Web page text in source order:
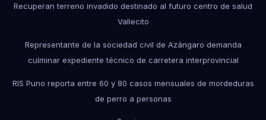
Recuperan terreno invadido destinado al futuro centro de salud
Vallecito
Representante de la sociedad civil de Azángaro demanda
culminar expediente técnico de carretera interprovincial
RIS Puno reporta entre 60 y 80 casos mensuales de mordeduras
de perro a personas